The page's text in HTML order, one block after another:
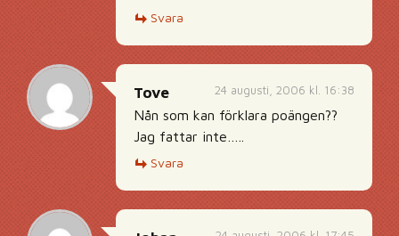
Svara
24 augusti, 2006 kl. 16:38
Tove
Nån som kan förklara poängen??
Jag fattar inte…..
Svara